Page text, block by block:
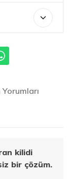
Yorumları
kilidi
bir çözüm.